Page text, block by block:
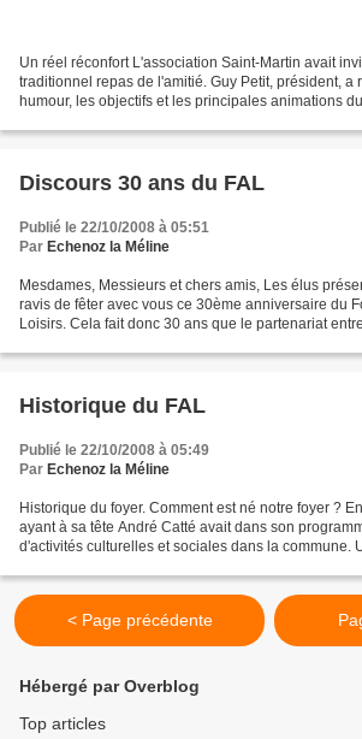
Un réel réconfort L'association Saint-Martin avait
traditionnel repas de l'amitié. Guy Petit, président, a
humour, les objectifs et les principales animations
Discours 30 ans du FAL
Publié le 22/10/2008 à 05:51
Par Echenoz la Méline
Mesdames, Messieurs et chers amis, Les élus
ravis de fêter avec vous ce 30ème anniversaire du
Loisirs. Cela fait donc 30 ans que le partenariat
Historique du FAL
Publié le 22/10/2008 à 05:49
Par Echenoz la Méline
Historique du foyer. Comment est né notre foyer ?
ayant à sa tête André Catté avait dans son
d'activités culturelles et sociales dans la commune.
< Page précédente
Hébergé par Overblog
Top articles